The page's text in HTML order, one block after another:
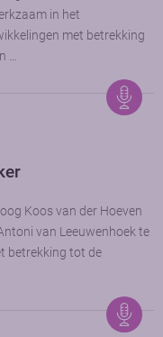
in het
met betrekking
…
Koos van der Hoeven
van Leeuwenhoek te
betrekking tot de